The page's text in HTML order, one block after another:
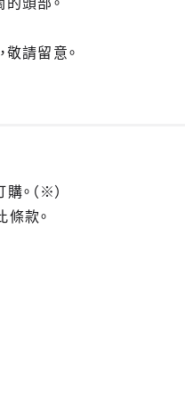
的頭部。
請留意。
。（※）
款。